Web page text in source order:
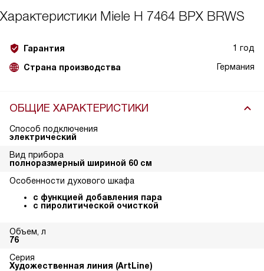
Характеристики Miele H 7464 BPX BRWS
Гарантия 1 год
Страна производства Германия
ОБЩИЕ ХАРАКТЕРИСТИКИ
Способ подключения
электрический
Вид прибора
полноразмерный шириной 60 см
Особенности духового шкафа
с функцией добавления пара
с пиролитической очисткой
Объем, л
76
Серия
Художественная линия (ArtLine)